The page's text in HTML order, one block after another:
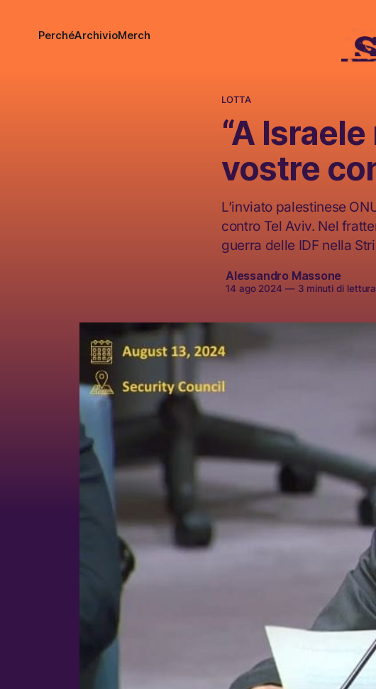
PerchéArchivioMerch
LOTTA
“A
vostre
L’inviato palestinese
contro Tel Aviv. Nel
guerra delle IDF nella
Alessandro Massone
14 ago 2024 —3 minuti di lettura